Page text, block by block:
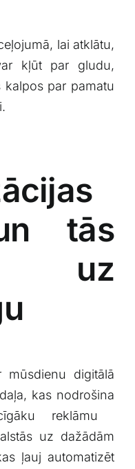
lai atklātu,
kļūt par gludu,
par pamatu
​tās‍
uz
mūsdienu digitālā
‌kas​ nodrošina
reklāmu
uz⁢ dažādām
ļauj automatizēt